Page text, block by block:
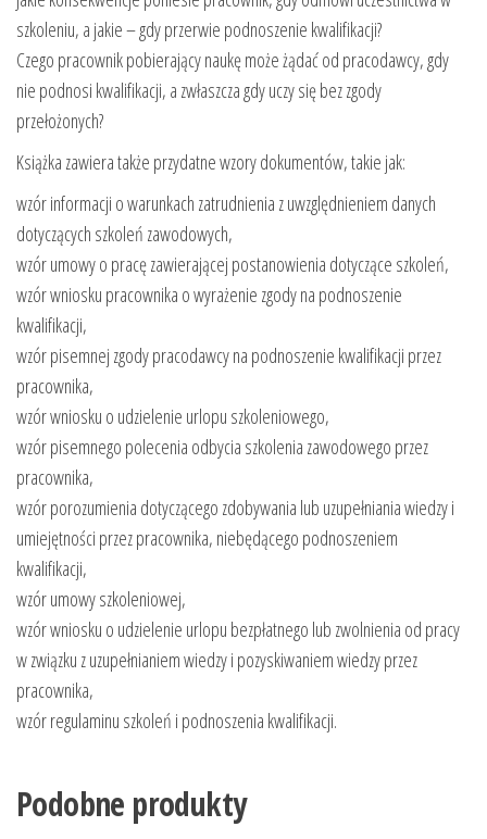
szkoleniu, a jakie – gdy przerwie podnoszenie kwalifikacji?
Czego pracownik pobierający naukę może żądać od pracodawcy, gdy
nie podnosi kwalifikacji, a zwłaszcza gdy uczy się bez zgody
przełożonych?
Książka zawiera także przydatne wzory dokumentów, takie jak:
wzór informacji o warunkach zatrudnienia z uwzględnieniem danych
dotyczących szkoleń zawodowych,
wzór umowy o pracę zawierającej postanowienia dotyczące szkoleń,
wzór wniosku pracownika o wyrażenie zgody na podnoszenie
kwalifikacji,
wzór pisemnej zgody pracodawcy na podnoszenie kwalifikacji przez
pracownika,
wzór wniosku o udzielenie urlopu szkoleniowego,
wzór pisemnego polecenia odbycia szkolenia zawodowego przez
pracownika,
wzór porozumienia dotyczącego zdobywania lub uzupełniania wiedzy i
umiejętności przez pracownika, niebędącego podnoszeniem
kwalifikacji,
wzór umowy szkoleniowej,
wzór wniosku o udzielenie urlopu bezpłatnego lub zwolnienia od pracy
w związku z uzupełnianiem wiedzy i pozyskiwaniem wiedzy przez
pracownika,
wzór regulaminu szkoleń i podnoszenia kwalifikacji.
Podobne produkty